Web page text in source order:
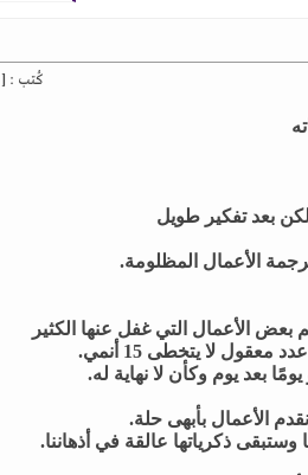
كُتب : [ 02-17-2025 - 10:40 AM ]
بعد تفكير طويل
الأعمال المظلومة.
لا يتخطى 15 أنمي.
بعد يوم وكأن لا نهاية له.
الأعمال بأبهى حلة.
وستبقى ذكرياتها عالقة في أذهاننا.